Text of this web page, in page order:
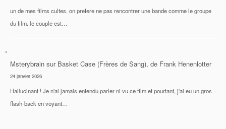
un de mes films cultes. on prefere ne pas rencontrer une bande comme le groupe
du film. le couple est…
Msterybrain sur Basket Case (Frères de Sang), de Frank Henenlotter
24 janvier 2026
Hallucinant ! Je n'ai jamais entendu parler ni vu ce film et pourtant, j'ai eu un gros
flash-back en voyant…